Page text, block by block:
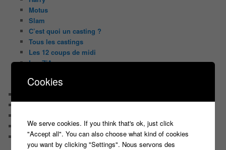
Motus
Slam
C’est quoi un casting ?
Tous les castings
Les 12 coups de midi
Les Z’Amours
Tout le monde veut prendre sa place
Contact
Le candidat masqué
Le trombinoscope des Joueurs
Géraldine multirécidiviste des émissions TV
Cookies
We serve cookies. If you think that's ok, just click
"Accept all". You can also choose what kind of cookies
you want by clicking "Settings". Nous servons des